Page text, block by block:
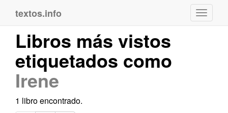
textos.info
Libros más vistos
etiquetados como
Irene
1 libro encontrado.